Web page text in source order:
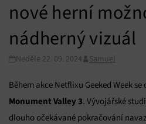
nové herní
nádherný vizuál
Neděle 22. 09. 2024 Samuel
Během akce Netflixu Geeked Week
Monument Valley 3. Vývojářské
dlouho očekávané pokračování